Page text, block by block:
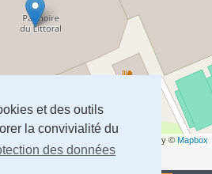
et des outils
la convivialité du
des données
, Imagery © Mapbox